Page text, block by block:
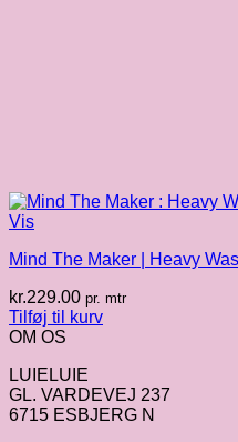
Vis
Mind The Maker | Heavy
kr.229.00 pr. mtr
Tilføj til kurv
OM OS
LUIELUIE
GL. VARDEVEJ 237
6715 ESBJERG N